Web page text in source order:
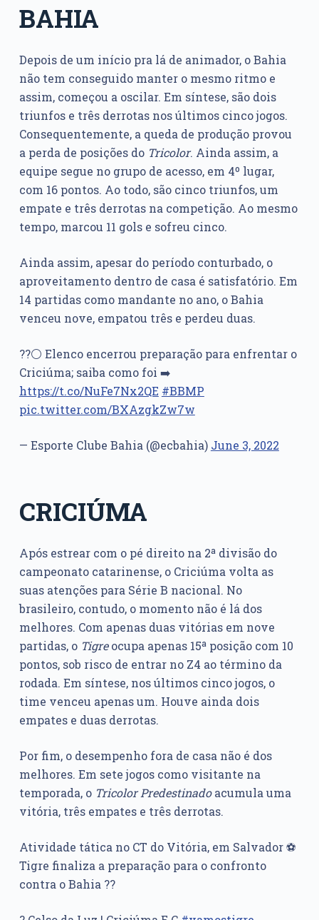
BAHIA
Depois de um início pra lá de animador, o Bahia
não tem conseguido manter o mesmo ritmo e
assim, começou a oscilar. Em síntese, são dois
triunfos e três derrotas nos últimos cinco jogos.
Consequentemente, a queda de produção provou
a perda de posições do Tricolor. Ainda assim, a
equipe segue no grupo de acesso, em 4º lugar,
com 16 pontos. Ao todo, são cinco triunfos, um
empate e três derrotas na competição. Ao mesmo
tempo, marcou 11 gols e sofreu cinco.
Ainda assim, apesar do período conturbado, o
aproveitamento dentro de casa é satisfatório. Em
14 partidas como mandante no ano, o Bahia
venceu nove, empatou três e perdeu duas.
??⚪ Elenco encerrou preparação para enfrentar o
Criciúma; saiba como foi ➡️
https://t.co/NuFe7Nx2QE #BBMP
pic.twitter.com/BXAzgkZw7w
— Esporte Clube Bahia (@ecbahia) June 3, 2022
CRICIÚMA
Após estrear com o pé direito na 2ª divisão do
campeonato catarinense, o Criciúma volta as
suas atenções para Série B nacional. No
brasileiro, contudo, o momento não é lá dos
melhores. Com apenas duas vitórias em nove
partidas, o Tigreocupa apenas 15ª posição com 10
pontos, sob risco de entrar no Z4 ao término da
rodada. Em síntese, nos últimos cinco jogos, o
time venceu apenas um. Houve ainda dois
empates e duas derrotas.
Por fim, o desempenho fora de casa não é dos
melhores. Em sete jogos como visitante na
temporada, o Tricolor Predestinadoacumula uma
vitória, três empates e três derrotas.
Atividade tática no CT do Vitória, em Salvador ⚽️
Tigre finaliza a preparação para o confronto
contra o Bahia ??